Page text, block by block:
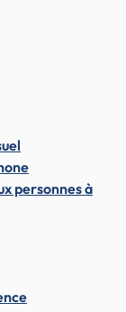
personnes à